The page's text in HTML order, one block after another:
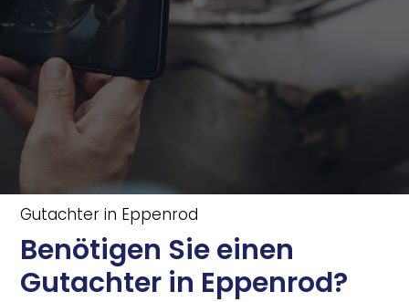
Gutachter in Eppenrod
Benötigen Sie einen
Gutachter in Eppenrod?